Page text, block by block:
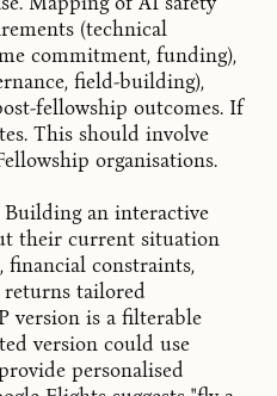
(technical
commitment, funding),
field-building),
fellowship outcomes. If
This should involve
organisations.
Building an interactive
their current situation
financial constraints,
returns tailored
version is a filterable
version could use
personalised